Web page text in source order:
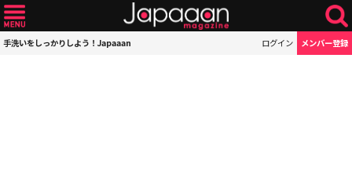
手洗いをしっかりしよう！Japaaan ログイン メンバー登録